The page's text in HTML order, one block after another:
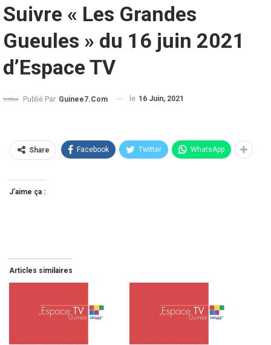
Suivre « Les Grandes
Gueules » du 16 juin 2021
d’Espace TV
Publié Par Guinee7.com le 16 Juin, 2021
Share Facebook Twitter WhatsApp
J’aime ça :
Articles similaires